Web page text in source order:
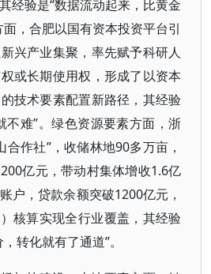
经验是“数据流动起来，比黄金
，合肥以国有资本投资平台引
兴产业集聚，率先赋予科研人
或长期使用权，形成了以资本
技术要素配置新路径，其经验
不难”。绿色资源要素方面，浙
作社”，收储林地90多万亩，
亿元，带动村集体增收1.6亿
户，贷款余额突破1200亿元，
核算实现全行业覆盖，其经验
转化就有了通道”。